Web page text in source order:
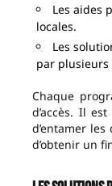
Les aides
locales.
Les
par plusieurs
Chaque
d’accès. Il
d’entamer
d’obtenir un